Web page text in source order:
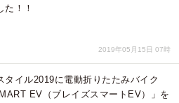
た！！
2019年05月15日 07時
タイル2019に電動折りたたみバイク
EV（ブレイズスマートEV）」を